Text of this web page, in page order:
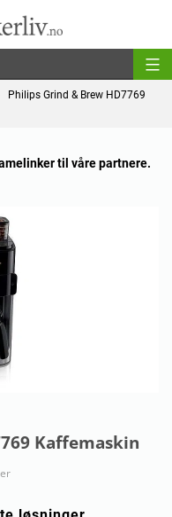
Philips Grind & Brew HD7769
til våre partnere.
Kaffemaskin